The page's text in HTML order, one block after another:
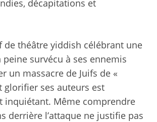
décapitations et
de théâtre yiddish célébrant une
peine survécu à ses ennemis
un massacre de Juifs de «
glorifier ses auteurs est
inquiétant. Même comprendre
derrière l’attaque ne justifie pas